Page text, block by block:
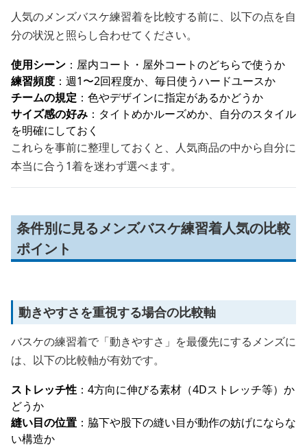
人気のメンズバスケ練習着を比較する前に、以下の点を自
分の状況と照らし合わせてください。
使用シーン ：屋内コート・屋外コートのどちらで使うか
練習頻度 ：週1〜2回程度か、毎日使うハードユースか
チームの規定 ：色やデザインに指定があるかどうか
サイズ感の好み ：タイトめかルーズめか、自分のスタイル
を明確にしておく
これらを事前に整理しておくと、人気商品の中から自分に
本当に合う1着を迷わず選べます。
条件別に見るメンズバスケ練習着人気の比較
ポイント
動きやすさを重視する場合の比較軸
バスケの練習着で「動きやすさ」を最優先にするメンズに
は、以下の比較軸が有効です。
ストレッチ性 ：4方向に伸びる素材（4Dストレッチ等）か
どうか
縫い目の位置 ：脇下や股下の縫い目が動作の妨げにならな
い構造か